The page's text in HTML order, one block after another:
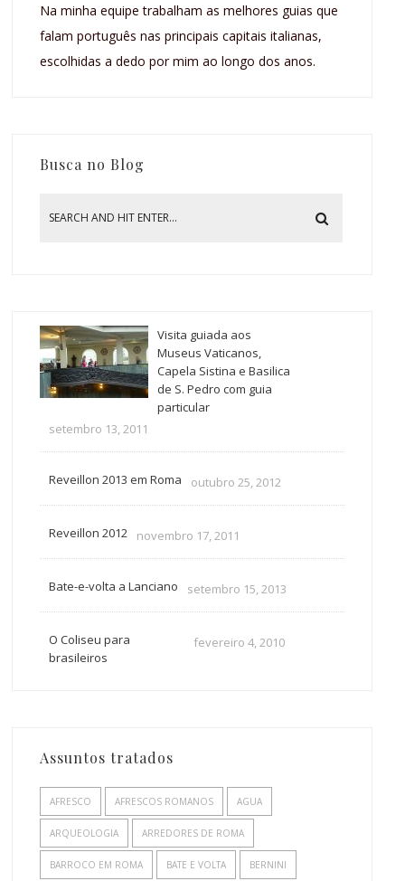
Na minha equipe trabalham as melhores guias que
falam português nas principais capitais italianas,
escolhidas a dedo por mim ao longo dos anos.
Busca no Blog
Visita guiada aos
Museus Vaticanos,
Capela Sistina e Basilica
de S. Pedro com guia
particular
setembro 13, 2011
Reveillon 2013 em Roma outubro 25, 2012
Reveillon 2012 novembro 17, 2011
Bate-e-volta a Lanciano setembro 15, 2013
O Coliseu para
brasileiros
fevereiro 4, 2010
Assuntos tratados
AFRESCO AFRESCOS ROMANOS AGUA
ARQUEOLOGIA ARREDORES DE ROMA
BARROCO EM ROMA BATE E VOLTA BERNINI